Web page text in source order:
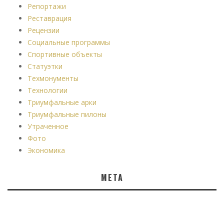
Репортажи
Реставрация
Рецензии
Социальные программы
Спортивные объекты
Статуэтки
Техмонументы
Технологии
Триумфальные арки
Триумфальные пилоны
Утраченное
Фото
Экономика
МЕТА